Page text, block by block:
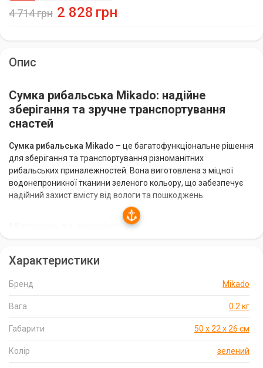
4 714грн 2 828 грн
Опис
Сумка рибальська Mikado: надійне
зберігання та зручне транспортування
снастей
Сумка рибальська Mikado – це багатофункціональне рішення
для зберігання та транспортування різноманітних
рибальських приналежностей. Вона виготовлена з міцної
водонепроникної тканини зеленого кольору, що забезпечує
надійний захист вмісту від вологи та пошкоджень.
Місткість та зручність
та одна середнього розміру. Коробки мають регульовані
ваші потреби. Додаткові
Комфортне транспортування
Сумку можна переміщати завдяки зручному
наплічному
Характеристики
Бренд Mikado
Вага 0.2 кг
Габарити 50 х 22 х 26 см
Колір зелений